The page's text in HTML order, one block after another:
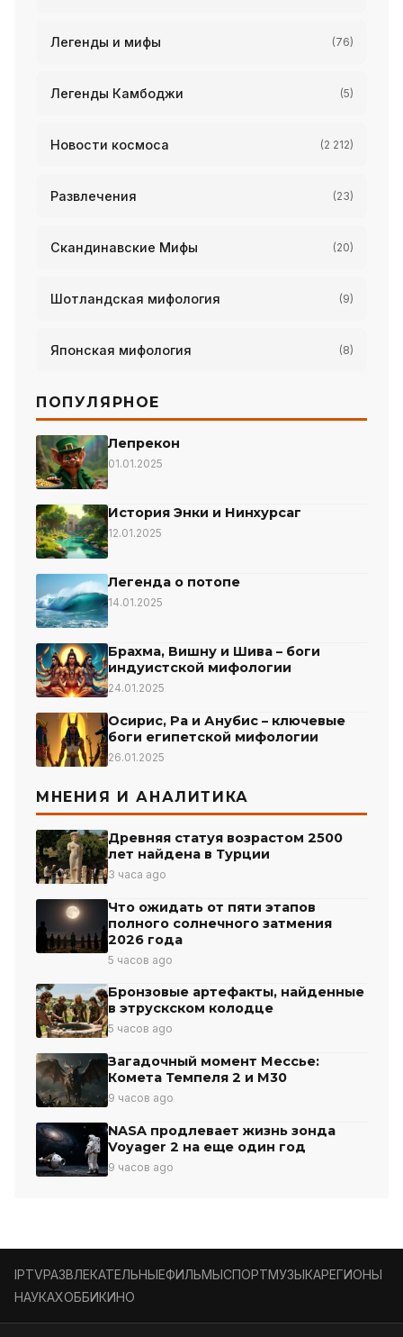
Легенды и мифы (76)
Легенды Камбоджи (5)
Новости космоса (2 212)
Развлечения (23)
Скандинавские Мифы (20)
Шотландская мифология (9)
Японская мифология (8)
ПОПУЛЯРНОЕ
Лепрекон
01.01.2025
История Энки и Нинхурсаг
12.01.2025
Легенда о потопе
14.01.2025
Брахма, Вишну и Шива – боги
индуистской мифологии
24.01.2025
Осирис, Ра и Анубис – ключевые
боги египетской мифологии
26.01.2025
МНЕНИЯ И АНАЛИТИКА
Древняя статуя возрастом 2500
лет найдена в Турции
3 часа ago
Что ожидать от пяти этапов
полного солнечного затмения
2026 года
5 часов ago
Бронзовые артефакты, найденные
в этрускском колодце
5 часов ago
Загадочный момент Мессье:
Комета Темпеля 2 и М30
9 часов ago
NASA продлевает жизнь зонда
Voyager 2 на еще один год
9 часов ago
IPTVРАЗВЛЕКАТЕЛЬНЫЕФИЛЬМЫСПОРТМУЗЫКАРЕГИОНЫ
НАУКАХОББИКИНО